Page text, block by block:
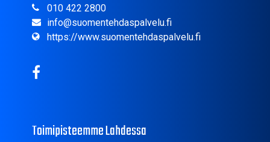
010 422 2800
info@suomentehdaspalvelu.fi
https://www.suomentehdaspalvelu.fi
Toimipisteemme Lahdessa